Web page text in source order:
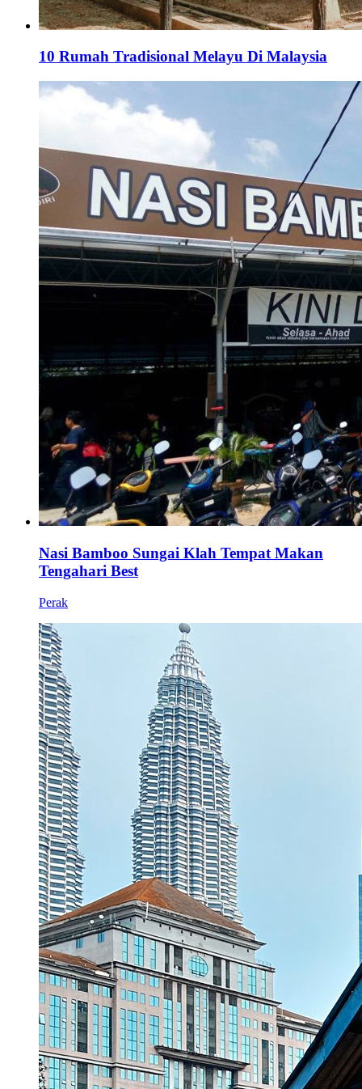
10 Rumah Tradisional Melayu Di Malaysia
Nasi Bamboo Sungai Klah Tempat Makan
Tengahari Best
Perak